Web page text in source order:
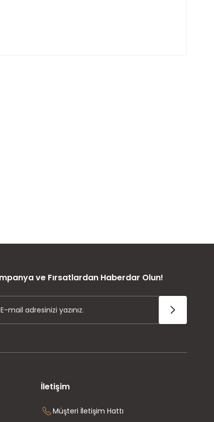
ve Fırsatlardan Haberdar Olun!
İletişim
Müşteri İletişim Hattı